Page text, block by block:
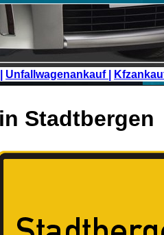
Unfallwagenankauf | Kfzankauf
Stadtbergen